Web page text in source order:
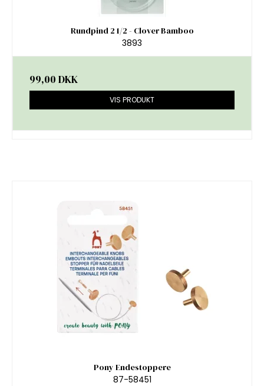
Rundpind 2 1/2 - Clover Bamboo
3893
99,00 DKK
VIS PRODUKT
Pony Endestoppere
87-58451